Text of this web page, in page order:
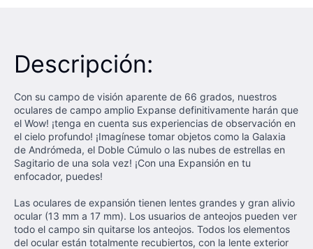
Descripción:
Con su campo de visión aparente de 66 grados, nuestros
oculares de campo amplio Expanse definitivamente harán que
el Wow! ¡tenga en cuenta sus experiencias de observación en
el cielo profundo! ¡Imagínese tomar objetos como la Galaxia
de Andrómeda, el Doble Cúmulo o las nubes de estrellas en
Sagitario de una sola vez! ¡Con una Expansión en tu
enfocador, puedes!
Las oculares de expansión tienen lentes grandes y gran alivio
ocular (13 mm a 17 mm). Los usuarios de anteojos pueden ver
todo el campo sin quitarse los anteojos. Todos los elementos
del ocular están totalmente recubiertos, con la lente exterior